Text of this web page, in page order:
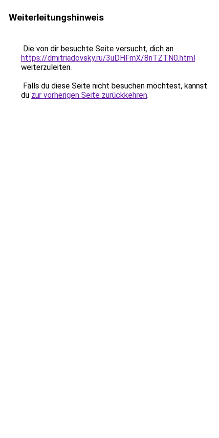
Weiterleitungshinweis
Die von dir besuchte Seite versucht, dich an
https://dmitriadovsky.ru/3uDHFmX/8nTZTN0.html
weiterzuleiten.
Falls du diese Seite nicht besuchen möchtest, kannst
du zur vorherigen Seite zurückkehren.